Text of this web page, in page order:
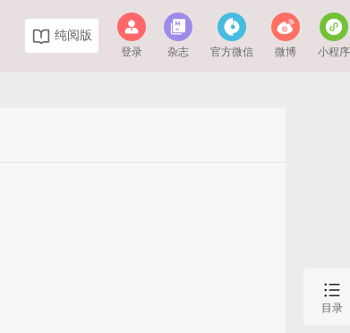
纯阅版
登录 杂志 官方微信 微博 小程序
目录